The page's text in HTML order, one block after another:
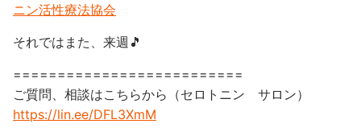
ニン活性療法協会
それではまた、来週🎵
==========================
ご質問、相談はこちらから（セロトニン サロン）
https://lin.ee/DFL3XmM